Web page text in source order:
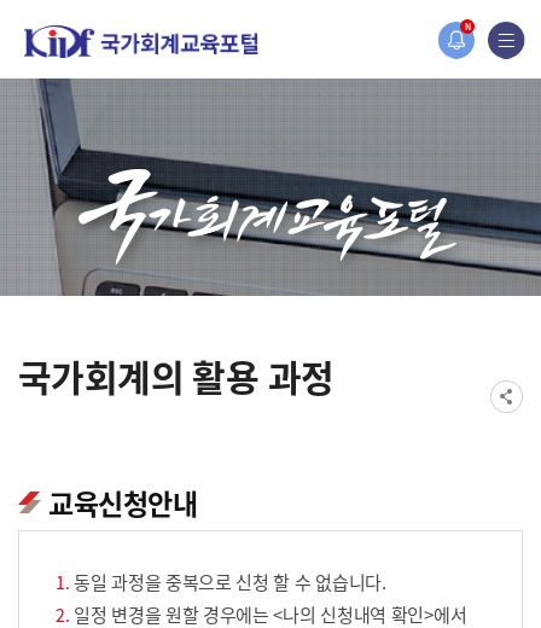
N
홈페이지가 새롭게 개편되었습니다.
한국조세재정연구원홈페이지가 새롭게 개설되었습니다.
국가회계의 활용 과정
교육신청안내
동일 과정을 중복으로 신청 할 수 없습니다.
일정 변경을 원할 경우에는 <나의 신청내역 확인>에서